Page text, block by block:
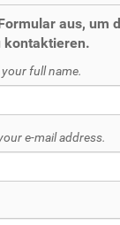
aus, um
kontaktieren.
full name.
e-mail address.